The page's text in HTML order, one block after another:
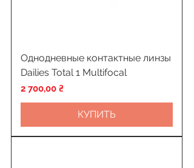
Однодневные контактные линзы
Dailies Total 1 Multifocal
Цена
2 700,00 ₴
КУПИТЬ